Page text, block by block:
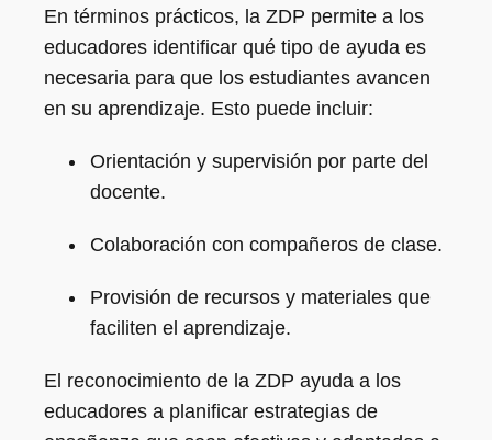
En términos prácticos, la ZDP permite a los
educadores identificar qué tipo de ayuda es
necesaria para que los estudiantes avancen
en su aprendizaje. Esto puede incluir:
Orientación y supervisión por parte del
docente.
Colaboración con compañeros de clase.
Provisión de recursos y materiales que
faciliten el aprendizaje.
El reconocimiento de la ZDP ayuda a los
educadores a planificar estrategias de